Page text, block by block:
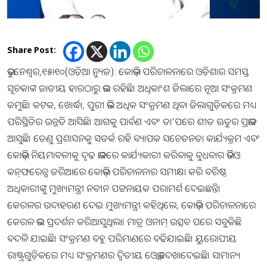
Share Post:
ଭୁବନେଶ୍ୱର,୧୫ା୧୦(ଓଡ଼ିଆ ନ୍ୟୁଜ): କୋଭିଡ୍‌ ପରିଚାଳନାରେ ଓଡ଼ିଶାର ସମସ୍ତ
ସୂଚକାଙ୍କ ଜାତୀୟ ହାରଠାରୁ ଭଲ ରହିଛି। ଅଧିକାଂଶ ଜିଲାରେ ନୂଆ ସଂକ୍ରମଣ
କମୁଛି। କଟକ, ଖୋର୍ଦ୍ଧା, ପୁରୀ ଭଳି ଅଧିକ ସଂକ୍ରମଣ ଥିବା ଜିଲାଗୁଡ଼ିକରେ ମଧ୍ୟ
ପରିସ୍ଥିତିର ଉନ୍ନତି ଆସିଛି। ଆଗକୁ ପାର୍ବଣ ଏବଂ ତା’ପରେ ଶୀତ ଋତୁର ପ୍ରଭାବ
ଆସୁଛି। ତେଣୁ ପ୍ରଶାସନକୁ ସତର୍କ ରହି ବ୍ୟାପକ ସଚେତନତା କାର୍ଯ୍ୟକ୍ରମ ଏବଂ
କୋଭିଡ୍‌ ନିୟମାବଳୀକୁ ଦୃଢ ଭାବରେ କାର୍ଯ୍ୟକାରୀ କରିବାକୁ ବୁଧବାର ଭିଡିଓ
କନ୍‌ଫରେନ୍ସ ଜରିଆରେ କୋଭିଡ୍‌ ପରିଚାଳନାର ସମୀକ୍ଷା କରି ବରିଷ୍ଠ
ଅଧିକାରୀଙ୍କୁ ମୁଖ୍ୟମନ୍ତ୍ରୀ ନବୀନ ପଟ୍ଟନାୟକ ପରାମର୍ଶ ଦେଇଛନ୍ତି।
କେରଳର ଉଦାହରଣ ଦେଇ ମୁଖ୍ୟମନ୍ତ୍ରୀ କହିଥିଲେ, କୋଭିଡ୍‌ ପରିଚାଳନାରେ
କେରଳ ଭଲ ପ୍ରଦର୍ଶନ କରିଆସୁଥିଲା। ମାତ୍ର ଓନାମ୍‌ ଉତ୍ସବ ପରେ ସବୁକିଛି
ବଦଳି ଯାଇଛି। ସଂକ୍ରମଣ ବହୁ ପରିମାଣରେ ବଢିଯାଇଛି। ୟୁରୋପୀୟ
ରାଷ୍ଟ୍ରଗୁଡ଼ିକରେ ମଧ୍ୟ ସଂକ୍ରମଣର ଦ୍ୱିତୀୟ ଓ୍ବେଭ୍‌ ଦେଖାଦେଇଛି। ସାମାନ୍ୟ